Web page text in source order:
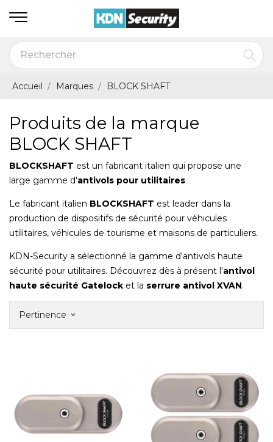
Accueil Marques BLOCK SHAFT
Produits de la marque
BLOCK SHAFT
BLOCKSHAFT est un fabricant italien qui propose une
large gamme d'antivols pour utilitaires
Le fabricant italien BLOCKSHAFT est leader dans la
production de dispositifs de sécurité pour véhicules
utilitaires, véhicules de tourisme et maisons de particuliers.
KDN-Security a sélectionné la gamme d'antivols haute
sécurité pour utilitaires. Découvrez dès à présent l'antivol
haute sécurité Gatelock et la serrure antivol XVAN.
Pertinence keyboard_arrow_down